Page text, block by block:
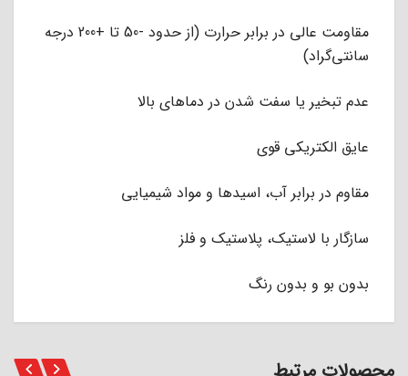
مقاومت عالی در برابر حرارت (از حدود -50 تا +200 درجه
سانتی‌گراد)
عدم تبخیر یا سفت شدن در دماهای بالا
عایق الکتریکی قوی
مقاوم در برابر آب، اسیدها و مواد شیمیایی
سازگار با لاستیک، پلاستیک و فلز
بدون بو و بدون رنگ